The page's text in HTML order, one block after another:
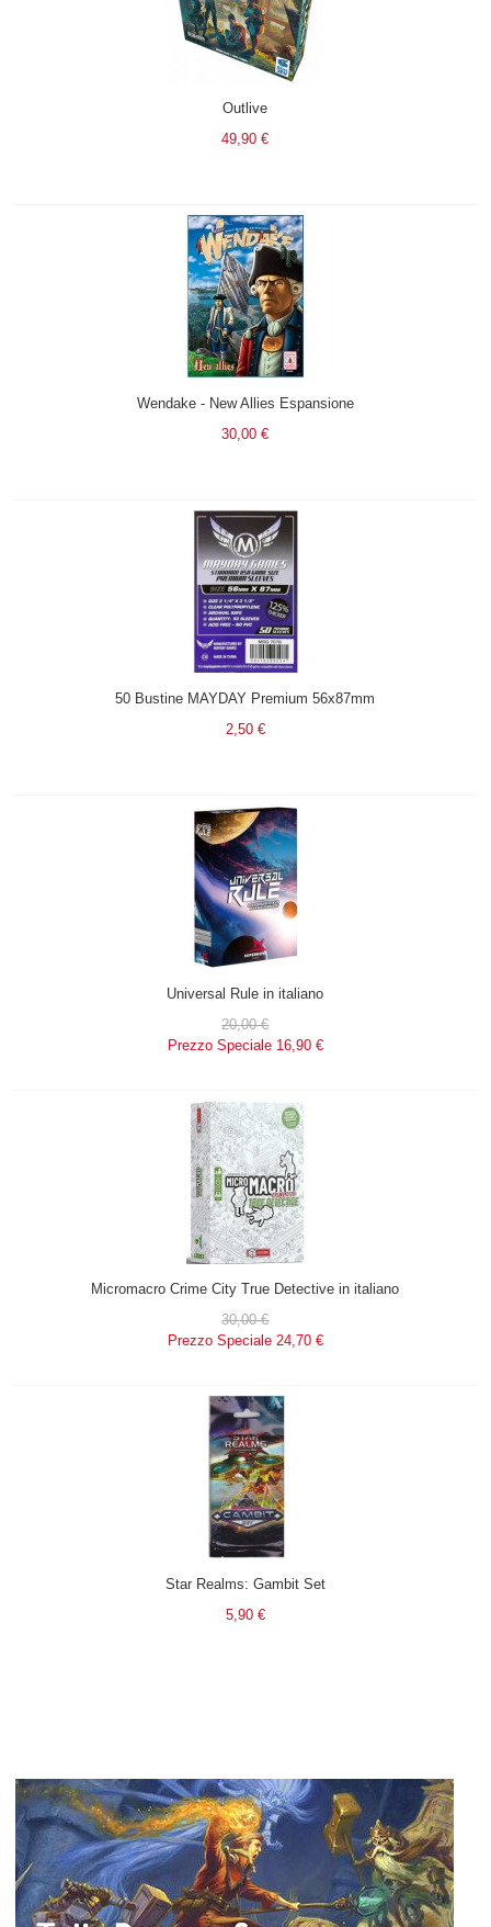
Outlive
49,90 €
Wendake - New Allies Espansione
30,00 €
50 Bustine MAYDAY Premium 56x87mm
2,50 €
Universal Rule in italiano
20,00 €
Prezzo Speciale 16,90 €
Micromacro Crime City True Detective in italiano
30,00 €
Prezzo Speciale 24,70 €
Star Realms: Gambit Set
5,90 €